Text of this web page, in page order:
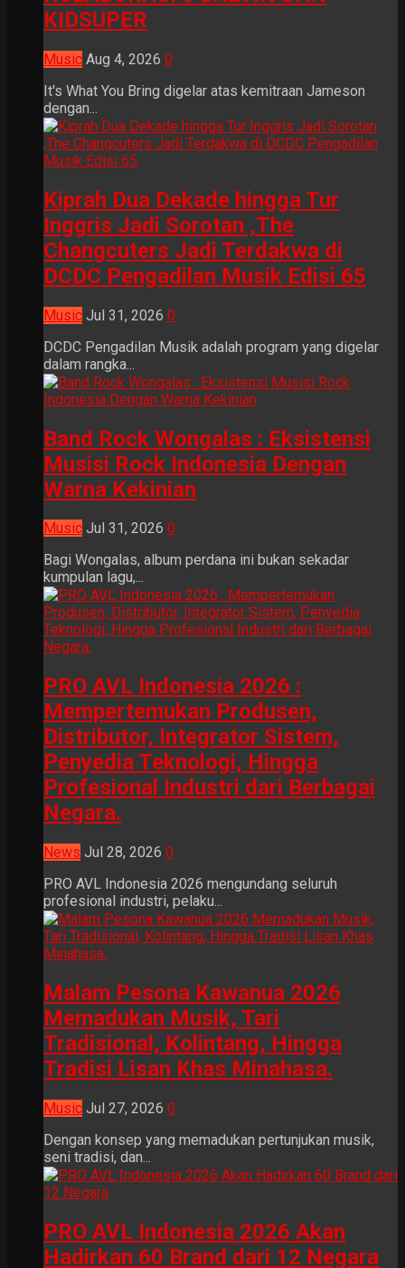
KIDSUPER
Music Aug 4, 2026 0
It's What You Bring digelar atas kemitraan Jameson
dengan...
Kiprah Dua Dekade hingga Tur
Inggris Jadi Sorotan ,The
Changcuters Jadi Terdakwa di
DCDC Pengadilan Musik Edisi 65
Music Jul 31, 2026 0
DCDC Pengadilan Musik adalah program yang digelar
dalam rangka...
Band Rock Wongalas : Eksistensi
Musisi Rock Indonesia Dengan
Warna Kekinian
Music Jul 31, 2026 0
Bagi Wongalas, album perdana ini bukan sekadar
kumpulan lagu,...
PRO AVL Indonesia 2026 :
Mempertemukan Produsen,
Distributor, Integrator Sistem,
Penyedia Teknologi, Hingga
Profesional Industri dari Berbagai
Negara.
News Jul 28, 2026 0
PRO AVL Indonesia 2026 mengundang seluruh
profesional industri, pelaku...
Malam Pesona Kawanua 2026
Memadukan Musik, Tari
Tradisional, Kolintang, Hingga
Tradisi Lisan Khas Minahasa.
Music Jul 27, 2026 0
Dengan konsep yang memadukan pertunjukan musik,
seni tradisi, dan...
PRO AVL Indonesia 2026 Akan
Hadirkan 60 Brand dari 12 Negara